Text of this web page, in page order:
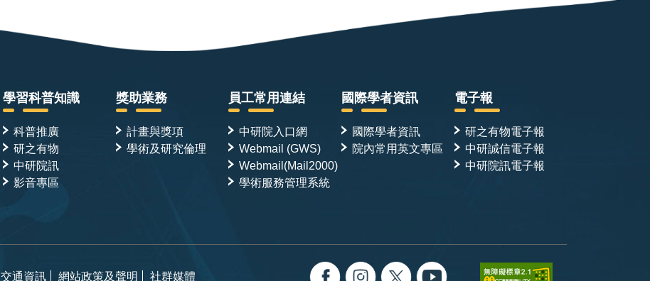
學習科普知識
科普推廣
研之有物
中研院訊
影音專區
獎助業務
計畫與獎項
學術及研究倫理
員工常用連結
中研院入口網
Webmail (GWS)
Webmail(Mail2000)
學術服務管理系統
國際學者資訊
國際學者資訊
院內常用英文專區
電子報
研之有物電子報
中研誠信電子報
中研院訊電子報
交通資訊 網站政策及聲明 社群媒體